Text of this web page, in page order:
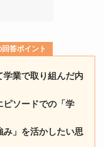
答ポイント
学業で取り組んだ内
ピソードでの「学
」を活かしたい思